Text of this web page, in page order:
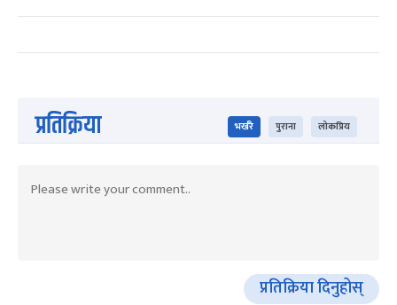
प्रतिक्रिया भर्खरै पुराना लोकप्रिय
प्रतिक्रिया दिनुहोस्